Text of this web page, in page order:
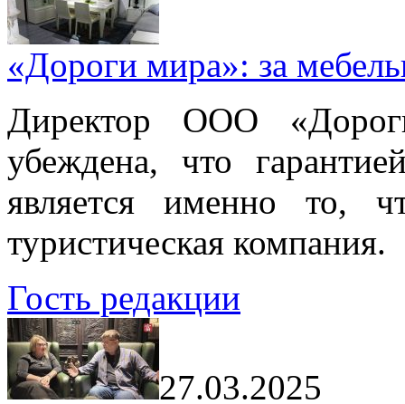
«Дороги мира»: за
Директор ООО
убеждена, что
является именно то,
туристическая компания.
Гость редакции
27.03.2025